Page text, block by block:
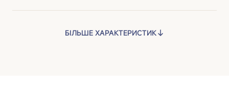
БІЛЬШЕ ХАРАКТЕРИСТИК